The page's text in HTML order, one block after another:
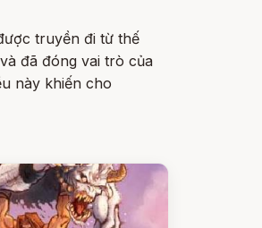
truyền đi từ thế
đã đóng vai trò của
này khiến cho